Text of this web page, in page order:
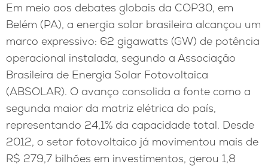
Em meio aos debates globais da COP30, em
Belém (PA), a energia solar brasileira alcançou um
marco expressivo: 62 gigawatts (GW) de potência
operacional instalada, segundo a Associação
Brasileira de Energia Solar Fotovoltaica
(ABSOLAR). O avanço consolida a fonte como a
segunda maior da matriz elétrica do país,
representando 24,1% da capacidade total. Desde
2012, o setor fotovoltaico já movimentou mais de
R$ 279,7 bilhões em investimentos, gerou 1,8